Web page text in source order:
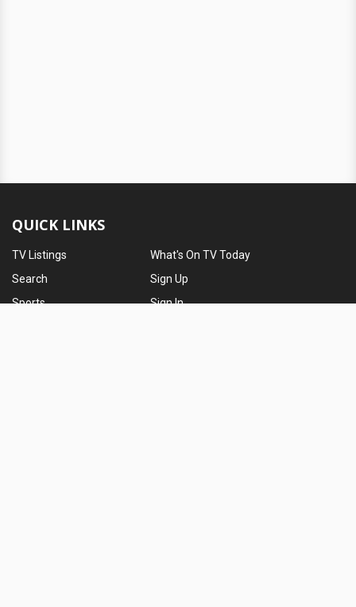
QUICK LINKS
TV Listings
Search
Sports
What's On TV Today
Sign Up
Sign In